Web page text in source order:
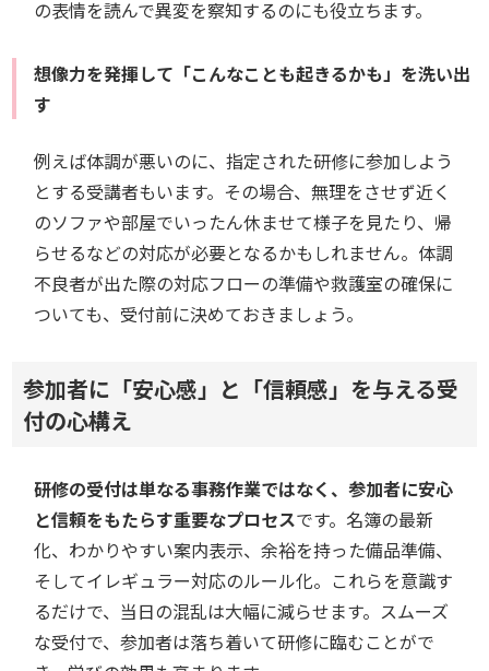
の表情を読んで異変を察知するのにも役立ちます。
想像力を発揮して「こんなことも起きるかも」を洗い出
す
例えば体調が悪いのに、指定された研修に参加しよう
とする受講者もいます。その場合、無理をさせず近く
のソファや部屋でいったん休ませて様子を見たり、帰
らせるなどの対応が必要となるかもしれません。体調
不良者が出た際の対応フローの準備や救護室の確保に
ついても、受付前に決めておきましょう。
参加者に「安心感」と「信頼感」を与える受
付の心構え
研修の受付は単なる事務作業ではなく、参加者に安心
と信頼をもたらす重要なプロセスです。名簿の最新
化、わかりやすい案内表示、余裕を持った備品準備、
そしてイレギュラー対応のルール化。これらを意識す
るだけで、当日の混乱は大幅に減らせます。スムーズ
な受付で、参加者は落ち着いて研修に臨むことがで